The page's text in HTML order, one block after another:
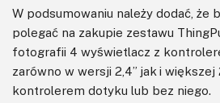
W podsumowaniu należy dodać, że
polegać na zakupie zestawu
fotografii 4 wyświetlacz z
zarówno w wersji 2,4” jak i większej
kontrolerem dotyku lub bez niego.